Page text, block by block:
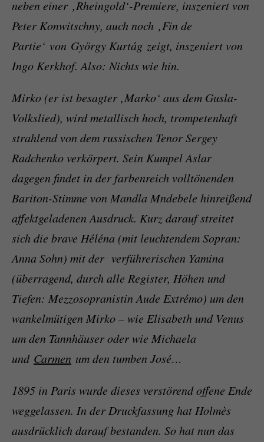
neben einer ‚Rheingold‘-Premiere, inszeniert von
Peter Konwitschny, auch noch ‚Fin de
Partie‘ von György Kurtág zeigt, inszeniert von
Ingo Kerkhof. Also: Nichts wie hin.
Mirko (er ist besagter ‚Marko‘ aus dem Gusla-
Volkslied), wird metallisch hoch, trompetenhaft
strahlend von dem russischen Tenor Sergey
Radchenko verkörpert. Sein Kumpel Aslar
dagegen findet in der farbenreich volltönenden
Bariton-Stimme von Mandla Mndebele hinreißend
affektgeladenen Ausdruck. Kurz darauf streitet
sich die brave Héléna (mit leuchtendem Sopran:
Anna Sohn) mit der verführerischen Yamina
(überragend, durch alle Register, Höhen und
Tiefen: Mezzosopranistin Aude Extrémo) um den
wankelmütigen Mirko – wie Elisabeth und Venus
um den Tannhäuser oder wie Michaela
und Carmen um den tumben José…
1895 in Paris wurde dieses verstörend offene Ende
weggelassen. In der Druckfassung hat Holmès
ausdrücklich darauf bestanden. So hat nun das